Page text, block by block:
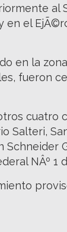
al
en el
en la
fueron
cuatro
Salteri,
Schneider
NÂº 1